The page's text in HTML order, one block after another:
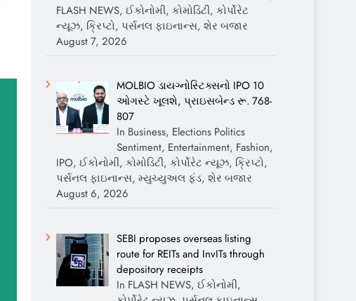
FLASH NEWS, ઈકોનોમી, કોમોડિટી, કોર્પોરેટ
ન્યૂઝ, ક્રિપ્ટો, પર્સનલ ફાઇનાન્સ, શેર બજાર
August 7, 2026
MOLBIO ડાયગ્નોસ્ટિક્સનો IPO 10
ઓગસ્ટે ખૂલશે, પ્રાઇસબેન્ડ રૂ. 768-
807
In Business, Elections Politics
Sentiment, Entertainment, Fashion,
IPO, ઈકોનોમી, કોમોડિટી, કોર્પોરેટ ન્યૂઝ, ક્રિપ્ટો,
પર્સનલ ફાઇનાન્સ, મ્યુચ્યુઅલ ફંડ, શેર બજાર
August 6, 2026
SEBI proposes overseas listing
route for REITs and InvITs through
depository receipts
In FLASH NEWS, ઈકોનોમી,